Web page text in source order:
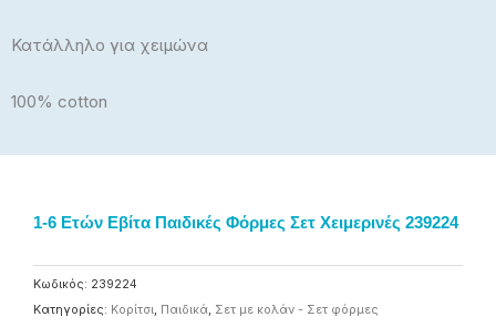
Κατάλληλο για χειμώνα
100% cotton
1-6 Eτών Εβίτα Παιδικές Φόρμες Σετ Χειμερινές 239224
Κωδικός: 239224
Κατηγορίες: Κορίτσι, Παιδικά, Σετ με κολάν - Σετ φόρμες